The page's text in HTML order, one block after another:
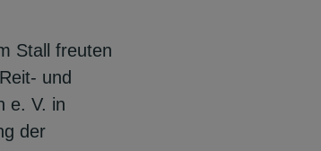
Stall freuten
und
e. V. in
der